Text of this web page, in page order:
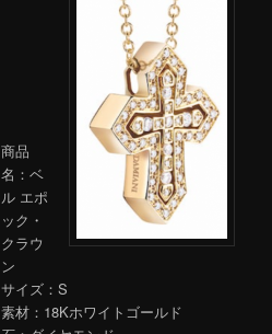
商品
名：ベ
ル エポ
ック・
クラウ
ン
サイズ：S
素材：18Kホワイトゴールド